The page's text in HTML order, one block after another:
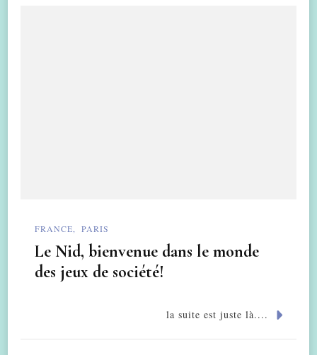
FRANCE PARIS
Le Nid, bienvenue dans le monde
des jeux de société!
la suite est juste là....